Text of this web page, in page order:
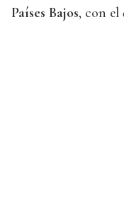
Países Bajos, con el